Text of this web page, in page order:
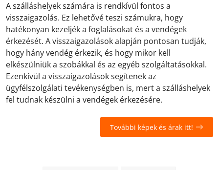
A szálláshelyek számára is rendkívül fontos a
visszaigazolás. Ez lehetővé teszi számukra, hogy
hatékonyan kezeljék a foglalásokat és a vendégek
érkezését. A visszaigazolások alapján pontosan tudják,
hogy hány vendég érkezik, és hogy mikor kell
elkészülniük a szobákkal és az egyéb szolgáltatásokkal.
Ezenkívül a visszaigazolások segítenek az
ügyfélszolgálati tevékenységben is, mert a szálláshelyek
fel tudnak készülni a vendégek érkezésére.
További képek és árak itt!